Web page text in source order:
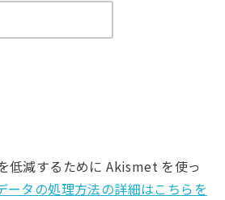
低減するために Akismet を使っ
ータの処理方法の詳細はこちらを